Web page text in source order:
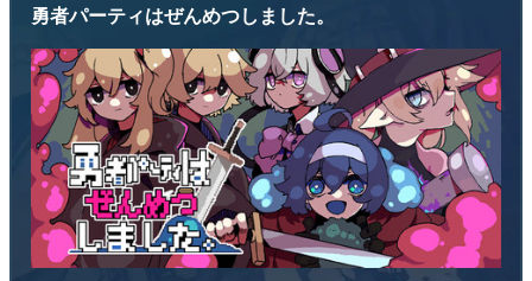
勇者パーティはぜんめつしました。